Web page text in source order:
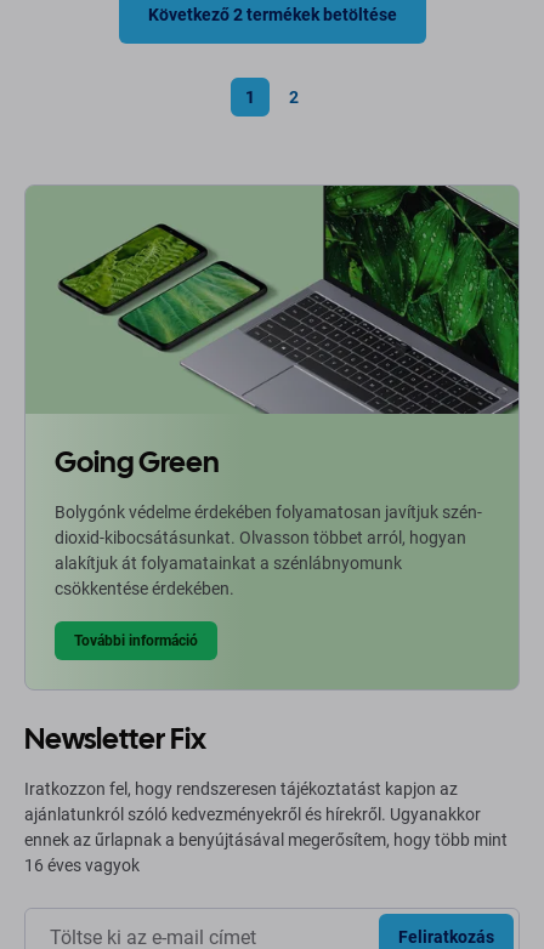
Következő 2 termékek betöltése
1 2
Going Green
Bolygónk védelme érdekében folyamatosan javítjuk szén-
dioxid-kibocsátásunkat. Olvasson többet arról, hogyan
alakítjuk át folyamatainkat a szénlábnyomunk
csökkentése érdekében.
További információ
Newsletter Fix
Iratkozzon fel, hogy rendszeresen tájékoztatást kapjon az
ajánlatunkról szóló kedvezményekről és hírekről. Ugyanakkor
ennek az űrlapnak a benyújtásával megerősítem, hogy több mint
16 éves vagyok
Feliratkozás